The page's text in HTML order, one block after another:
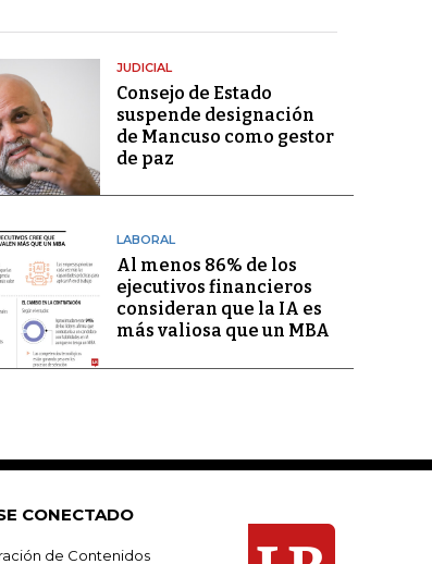
JUDICIAL
Consejo de Estado
suspende designación
de Mancuso como gestor
de paz
LABORAL
Al menos 86% de los
ejecutivos financieros
consideran que la IA es
más valiosa que un MBA
CONECTADO
de Contenidos